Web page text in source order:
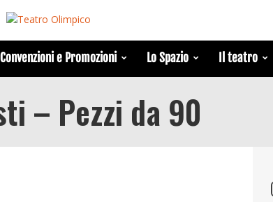
Convenzioni e Promozioni Lo Spazio Il teatro
– Pezzi da 90